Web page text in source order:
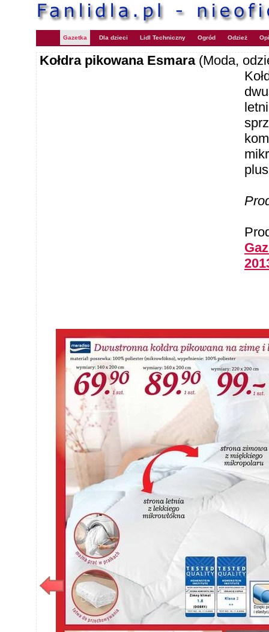
Gazetka Dla dzieci Lidl Techniczny Ogród Odzież
Kołdra pikowana Esmara (Moda,